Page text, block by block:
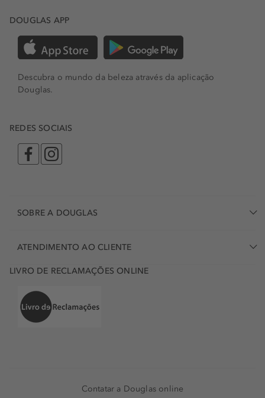
DOUGLAS APP
Descubra o mundo da beleza através da aplicação
Douglas.
REDES SOCIAIS
SOBRE A DOUGLAS
ATENDIMENTO AO CLIENTE
LIVRO DE RECLAMAÇÕES ONLINE
Contatar a Douglas online